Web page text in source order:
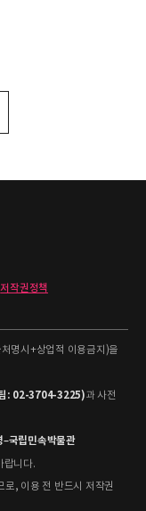
저작권정책
명시+상업적 이용금지)을
: 02-3704-3225)과 사전
국립민속박물관
랍니다.
로, 이용 전 반드시 저작권